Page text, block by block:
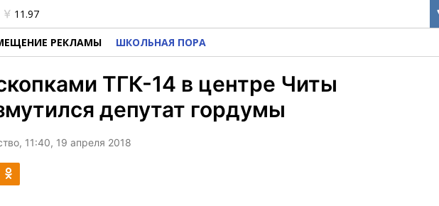
11.97
РЕКЛАМЫ ШКОЛЬНАЯ ПОРА
ТГК-14 в центре Читы
депутат гордумы
11:40, 19 апреля 2018